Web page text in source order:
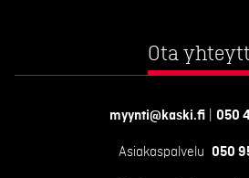
Ota
myynti@kaski.fi 050
Asiakaspalvelu 050